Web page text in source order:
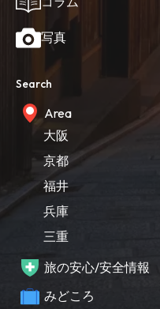
写真
Search
Area
大阪
京都
福井
兵庫
三重
旅の安心/安全情報
みどころ